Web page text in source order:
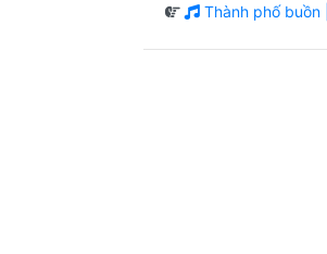
Thành phố buồn |